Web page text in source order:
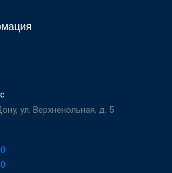
ул. Верхненольная, д. 5